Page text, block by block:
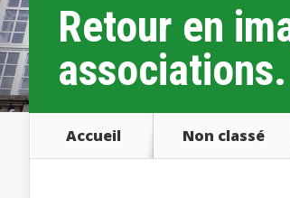
Retour en
associations.
Accueil Non classé